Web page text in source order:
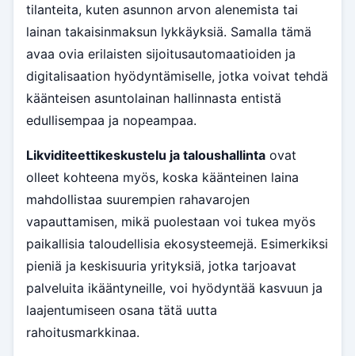
tilanteita, kuten asunnon arvon alenemista tai
lainan takaisinmaksun lykkäyksiä. Samalla tämä
avaa ovia erilaisten sijoitusautomaatioiden ja
digitalisaation hyödyntämiselle, jotka voivat tehdä
käänteisen asuntolainan hallinnasta entistä
edullisempaa ja nopeampaa.
Likviditeettikeskustelu ja taloushallinta ovat
olleet kohteena myös, koska käänteinen laina
mahdollistaa suurempien rahavarojen
vapauttamisen, mikä puolestaan voi tukea myös
paikallisia taloudellisia ekosysteemejä. Esimerkiksi
pieniä ja keskisuuria yrityksiä, jotka tarjoavat
palveluita ikääntyneille, voi hyödyntää kasvuun ja
laajentumiseen osana tätä uutta
rahoitusmarkkinaa.